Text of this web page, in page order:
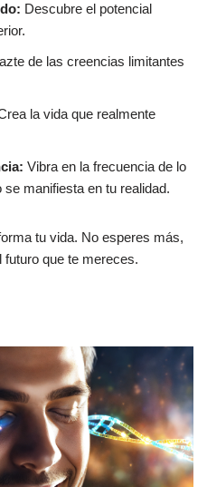
Descubre el potencial
de las creencias limitantes
la vida que realmente
Vibra en la frecuencia de lo
manifiesta en tu realidad.
tu vida. No esperes más,
que te mereces.